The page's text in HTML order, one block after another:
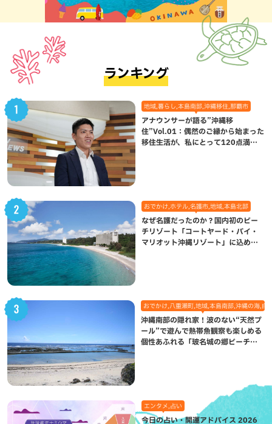
ランキング
地域,暮らし,本島南部,沖縄移住,那覇市
アナウンサーが語る”沖縄移
住”Vol.01：偶然のご縁から始まった
移住生活が、私にとって120点満点
おでかけ,ホテル,名護市,地域,本島北部
なぜ名護だったのか？国内初のビー
チリゾート「コートヤード・バイ・
マリオット沖縄リゾート」に込めら
おでかけ,八重瀬町,地域,本島南部,沖縄の海,自
沖縄南部の隠れ家！波のない“天然プ
ール”で遊んで熱帯魚観察も楽しめる
個性あふれる「玻名城の郷ビーチ」
エンタメ,占い
今日の占い・開運アドバイス 2026